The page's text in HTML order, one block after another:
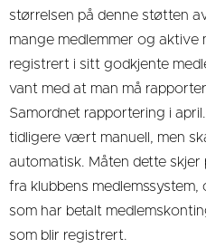
størrelsen på denne støtten
mange medlemmer og aktive
registrert i sitt godkjente
vant med at man må
Samordnet rapportering i
tidligere vært manuell, men
automatisk. Måten dette skjer
fra klubbens medlemssystem,
som har betalt
som blir registrert.